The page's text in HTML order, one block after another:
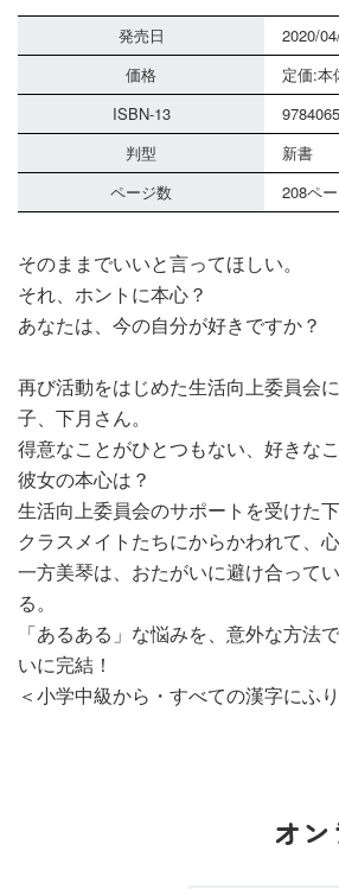
発売日
2020/
価格
定価:本
ISBN-13
判型
新書
ページ数
208ペ
そのままでいいと言ってほしい。
それ、ホントに本心？
あなたは、今の自分が好きですか？
再び活動をはじめた生活向上委員会
子、下月さん。
得意なことがひとつもない、好き
彼女の本心は？
生活向上委員会のサポートを受けた
クラスメイトたちにからかわれて、
一方美琴は、おたがいに避け合って
る。
「あるある」な悩みを、意外な方
いに完結！
＜小学中級から・すべての漢字にふ
オ
黒魔女さん
さん！？ ６
組 黒魔女さ
る！！（１８）
（９）